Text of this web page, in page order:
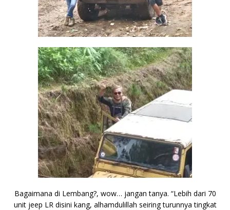
Bagaimana di Lembang?, wow… jangan tanya. “Lebih dari 70
unit jeep LR disini kang, alhamdulillah seiring turunnya tingkat